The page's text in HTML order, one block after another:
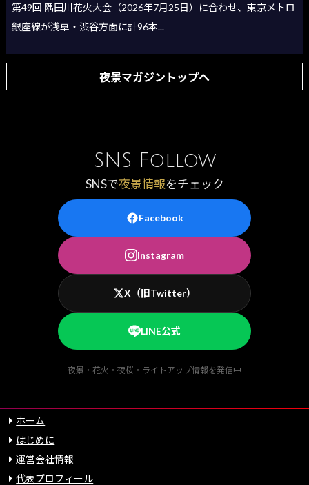
第49回 隅田川花火大会（2026年7月25日）に合わせ、東京メトロ
銀座線が浅草・渋谷方面に計96本...
夜景マガジントップへ
SNS Follow
SNSで夜景情報をチェック
Facebook
Instagram
X（旧Twitter）
LINE公式
夜景・花火・夜桜・ライトアップ情報を発信中
ホーム
はじめに
運営会社情報
代表プロフィール